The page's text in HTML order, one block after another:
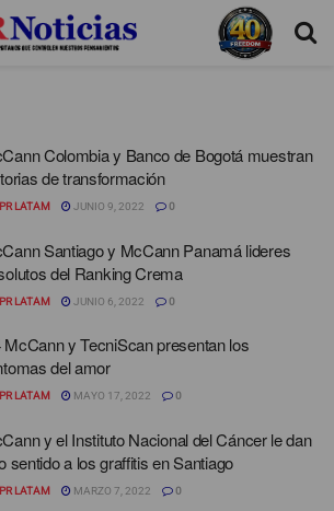
Colombia y Banco de Bogotá muestran
de transformación
PR LATAM JUNIO 9, 2022 0
Santiago y McCann Panamá lideres
del Ranking Crema
PR LATAM JUNIO 6, 2022 0
McCann y TecniScan presentan los
del amor
PR LATAM MAYO 17, 2022 0
y el Instituto Nacional del Cáncer le dan
sentido a los graffitis en Santiago
PR LATAM MARZO 7, 2022 0